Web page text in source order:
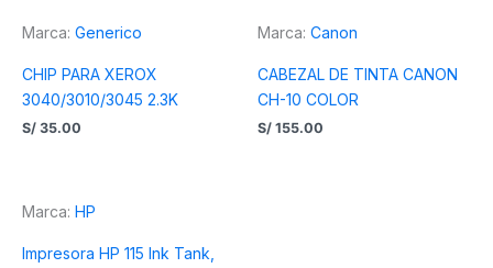
Marca: Generico
CHIP PARA XEROX
3040/3010/3045 2.3K
S/ 35.00
Marca: Canon
CABEZAL DE TINTA CANON
CH-10 COLOR
S/ 155.00
Marca: HP
Impresora HP 115 Ink Tank,